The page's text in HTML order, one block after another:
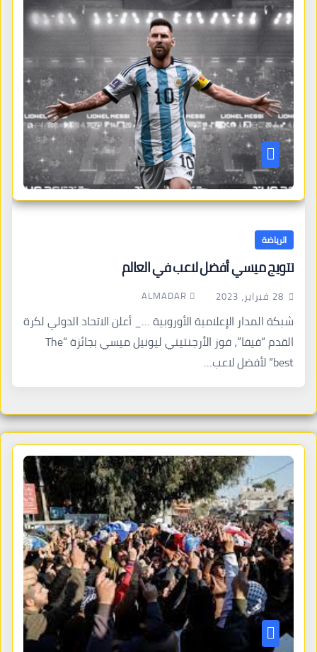
الرياضة
تتويج ميسي أفضل لاعب في العالم
28 فبراير، 2023 ALMADAR
شبكة المدار الإعلامية الأوروبية …_ أعلن الاتحاد الدولي لكرة
القدم “فيفا”، فوز الأرجنتيني ليونيل ميسي بجائزة “The
best” لأفضل لاعب…